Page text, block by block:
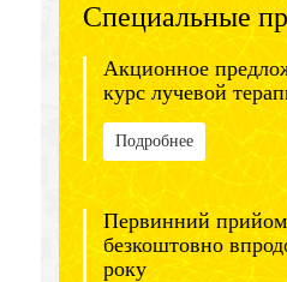
Специальные
Акционное
курс лучевой
Подробнее
Первинний прийом
безкоштовно
року